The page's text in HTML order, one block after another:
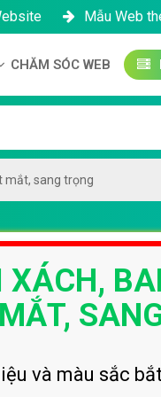
Mẫu Web
CHĂM SÓC WEB
Quản trị Fanpage
mắt, sang trọng
XÁCH,
và màu sắc